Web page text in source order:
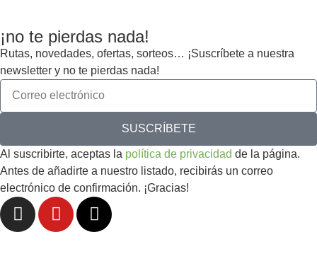
¡no te pierdas nada!
Rutas, novedades, ofertas, sorteos… ¡Suscríbete a nuestra
newsletter y no te pierdas nada!
SUSCRÍBETE
Al suscribirte, aceptas la política de privacidad de la página.
Antes de añadirte a nuestro listado, recibirás un correo
electrónico de confirmación. ¡Gracias!